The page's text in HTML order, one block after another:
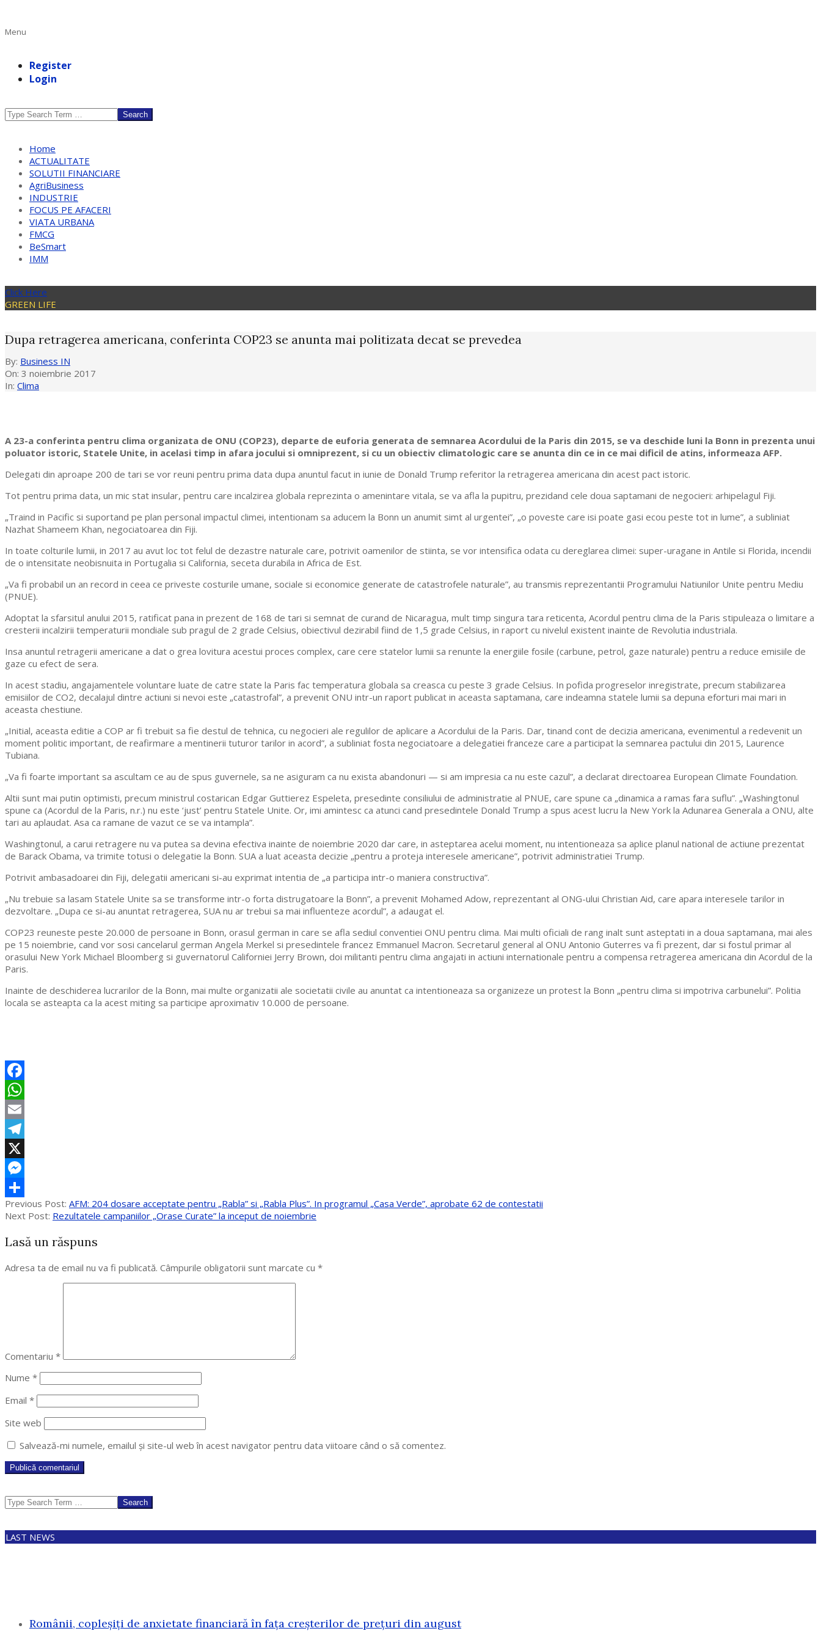
Primary
Menu
Register
Login
Search
Home
ACTUALITATE
SOLUTII FINANCIARE
AgriBusiness
INDUSTRIE
FOCUS PE AFACERI
VIATA URBANA
FMCG
BeSmart
IMM
Click Here
GREEN LIFE
Dupa retragerea americana, conferinta COP23 se anunta mai politizata decat se prevedea
By: Business IN
On: 3 noiembrie 2017
In: Clima
A 23-a conferinta pentru clima organizata de ONU (COP23), departe de euforia generata de semnarea Acordului de la Paris din 2015, se va deschide luni la Bonn in prezenta unui
poluator istoric, Statele Unite, in acelasi timp in afara jocului si omniprezent, si cu un obiectiv climatologic care se anunta din ce in ce mai dificil de atins, informeaza AFP.
Delegati din aproape 200 de tari se vor reuni pentru prima data dupa anuntul facut in iunie de Donald Trump referitor la retragerea americana din acest pact istoric.
Tot pentru prima data, un mic stat insular, pentru care incalzirea globala reprezinta o amenintare vitala, se va afla la pupitru, prezidand cele doua saptamani de negocieri: arhipelagul Fiji.
„Traind in Pacific si suportand pe plan personal impactul climei, intentionam sa aducem la Bonn un anumit simt al urgentei”, „o poveste care isi poate gasi ecou peste tot in lume”, a subliniat
Nazhat Shameem Khan, negociatoarea din Fiji.
In toate colturile lumii, in 2017 au avut loc tot felul de dezastre naturale care, potrivit oamenilor de stiinta, se vor intensifica odata cu dereglarea climei: super-uragane in Antile si Florida, incendii
de o intensitate neobisnuita in Portugalia si California, seceta durabila in Africa de Est.
„Va fi probabil un an record in ceea ce priveste costurile umane, sociale si economice generate de catastrofele naturale”, au transmis reprezentantii Programului Natiunilor Unite pentru Mediu
(PNUE).
Adoptat la sfarsitul anului 2015, ratificat pana in prezent de 168 de tari si semnat de curand de Nicaragua, mult timp singura tara reticenta, Acordul pentru clima de la Paris stipuleaza o limitare a
cresterii incalzirii temperaturii mondiale sub pragul de 2 grade Celsius, obiectivul dezirabil fiind de 1,5 grade Celsius, in raport cu nivelul existent inainte de Revolutia industriala.
Insa anuntul retragerii americane a dat o grea lovitura acestui proces complex, care cere statelor lumii sa renunte la energiile fosile (carbune, petrol, gaze naturale) pentru a reduce emisiile de
gaze cu efect de sera.
In acest stadiu, angajamentele voluntare luate de catre state la Paris fac temperatura globala sa creasca cu peste 3 grade Celsius. In pofida progreselor inregistrate, precum stabilizarea
emisiilor de CO2, decalajul dintre actiuni si nevoi este „catastrofal”, a prevenit ONU intr-un raport publicat in aceasta saptamana, care indeamna statele lumii sa depuna eforturi mai mari in
aceasta chestiune.
„Initial, aceasta editie a COP ar fi trebuit sa fie destul de tehnica, cu negocieri ale regulilor de aplicare a Acordului de la Paris. Dar, tinand cont de decizia americana, evenimentul a redevenit un
moment politic important, de reafirmare a mentinerii tuturor tarilor in acord”, a subliniat fosta negociatoare a delegatiei franceze care a participat la semnarea pactului din 2015, Laurence
Tubiana.
„Va fi foarte important sa ascultam ce au de spus guvernele, sa ne asiguram ca nu exista abandonuri — si am impresia ca nu este cazul”, a declarat directoarea European Climate Foundation.
Altii sunt mai putin optimisti, precum ministrul costarican Edgar Guttierez Espeleta, presedinte consiliului de administratie al PNUE, care spune ca „dinamica a ramas fara suflu”. „Washingtonul
spune ca (Acordul de la Paris, n.r.) nu este ‘just’ pentru Statele Unite. Or, imi amintesc ca atunci cand presedintele Donald Trump a spus acest lucru la New York la Adunarea Generala a ONU, alte
tari au aplaudat. Asa ca ramane de vazut ce se va intampla”.
Washingtonul, a carui retragere nu va putea sa devina efectiva inainte de noiembrie 2020 dar care, in asteptarea acelui moment, nu intentioneaza sa aplice planul national de actiune prezentat
de Barack Obama, va trimite totusi o delegatie la Bonn. SUA a luat aceasta decizie „pentru a proteja interesele americane”, potrivit administratiei Trump.
Potrivit ambasadoarei din Fiji, delegatii americani si-au exprimat intentia de „a participa intr-o maniera constructiva”.
„Nu trebuie sa lasam Statele Unite sa se transforme intr-o forta distrugatoare la Bonn”, a prevenit Mohamed Adow, reprezentant al ONG-ului Christian Aid, care apara interesele tarilor in
dezvoltare. „Dupa ce si-au anuntat retragerea, SUA nu ar trebui sa mai influenteze acordul”, a adaugat el.
COP23 reuneste peste 20.000 de persoane in Bonn, orasul german in care se afla sediul conventiei ONU pentru clima. Mai multi oficiali de rang inalt sunt asteptati in a doua saptamana, mai ales
pe 15 noiembrie, cand vor sosi cancelarul german Angela Merkel si presedintele francez Emmanuel Macron. Secretarul general al ONU Antonio Guterres va fi prezent, dar si fostul primar al
orasului New York Michael Bloomberg si guvernatorul Californiei Jerry Brown, doi militanti pentru clima angajati in actiuni internationale pentru a compensa retragerea americana din Acordul de la
Paris.
Inainte de deschiderea lucrarilor de la Bonn, mai multe organizatii ale societatii civile au anuntat ca intentioneaza sa organizeze un protest la Bonn „pentru clima si impotriva carbunelui”. Politia
locala se asteapta ca la acest miting sa participe aproximativ 10.000 de persoane.
Facebook
WhatsApp
Email
Telegram
X
Messenger
Partajează
2017-
11-
Previous Post: AFM: 204 dosare acceptate pentru „Rabla” si „Rabla Plus”. In programul „Casa Verde”, aprobate 62 de contestatii
Next Post: Rezultatele campaniilor „Orase Curate” la inceput de noiembrie
Lasă un răspuns
Adresa ta de email nu va fi publicată. Câmpurile obligatorii sunt marcate cu *
Comentariu *
Nume *
Email *
Site web
Salvează-mi numele, emailul și site-ul web în acest navigator pentru data viitoare când o să comentez.
Search
LAST NEWS
Românii, copleșiți de anxietate financiară în fața creșterilor de prețuri din august